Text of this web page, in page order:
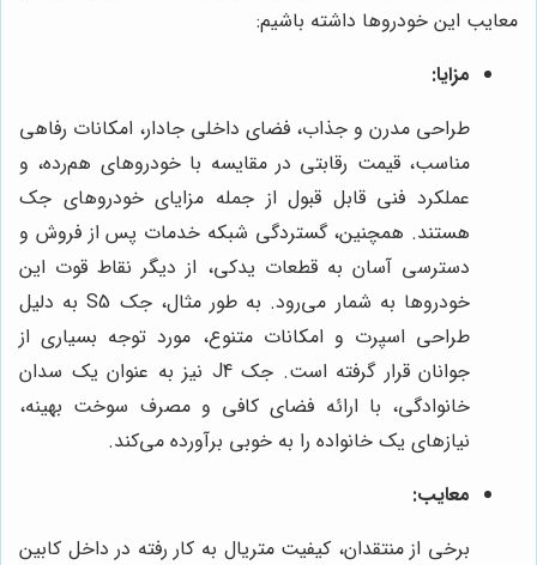
معایب این خودروها داشته باشیم:
مزایا:
طراحی مدرن و جذاب، فضای داخلی جادار، امکانات رفاهی
مناسب، قیمت رقابتی در مقایسه با خودروهای هم‌رده، و
عملکرد فنی قابل قبول از جمله مزایای خودروهای جک
هستند. همچنین، گستردگی شبکه خدمات پس از فروش و
دسترسی آسان به قطعات یدکی، از دیگر نقاط قوت این
خودروها به شمار می‌رود. به طور مثال، جک S5 به دلیل
طراحی اسپرت و امکانات متنوع، مورد توجه بسیاری از
جوانان قرار گرفته است. جک J4 نیز به عنوان یک سدان
خانوادگی، با ارائه فضای کافی و مصرف سوخت بهینه،
نیازهای یک خانواده را به خوبی برآورده می‌کند.
معایب:
برخی از منتقدان، کیفیت متریال به کار رفته در داخل کابین